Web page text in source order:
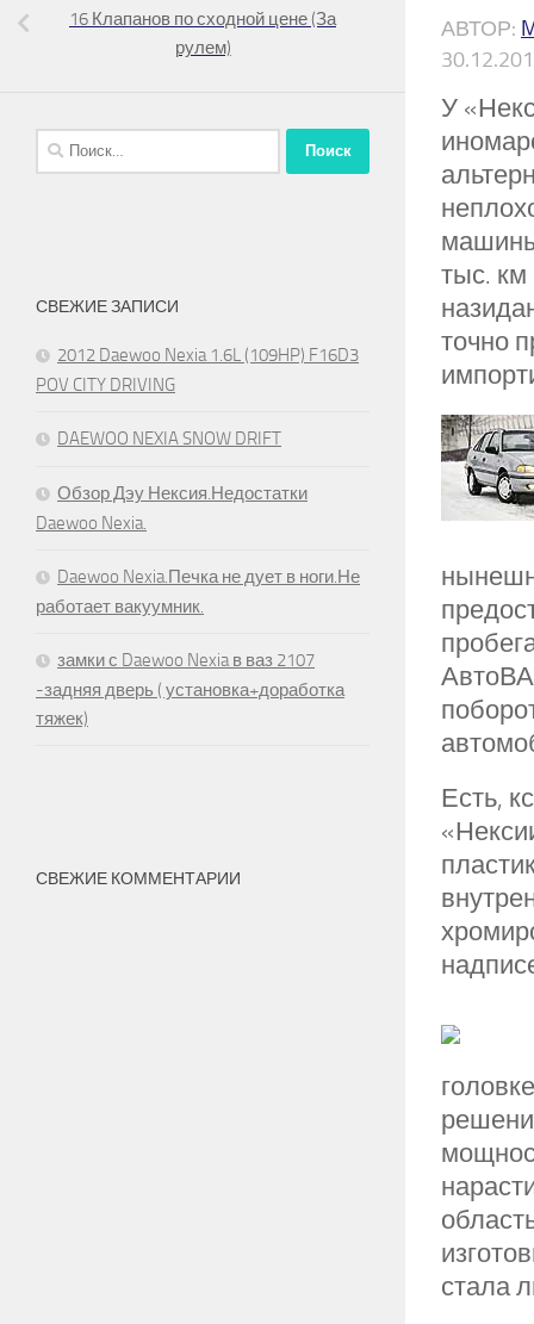
АВТОР:
У
тыс.
точно
Есть,
стала
16 Клапанов по сходной цене (За
рулем)
Найти:
СВЕЖИЕ ЗАПИСИ
2012 Daewoo Nexia 1.6L (109HP) F16D3
POV CITY DRIVING
DAEWOO NEXIA SNOW DRIFT
Обзор Дэу Нексия.Недостатки
Daewoo Nexia.
Daewoo Nexia.Печка не дует в ноги.Не
работает вакуумник.
замки с Daewoo Nexia в ваз 2107
-задняя дверь ( установка+доработка
тяжек)
СВЕЖИЕ КОММЕНТАРИИ